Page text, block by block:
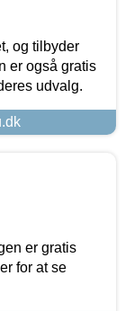
og tilbyder
er også gratis
udvalg.
er gratis
for at se